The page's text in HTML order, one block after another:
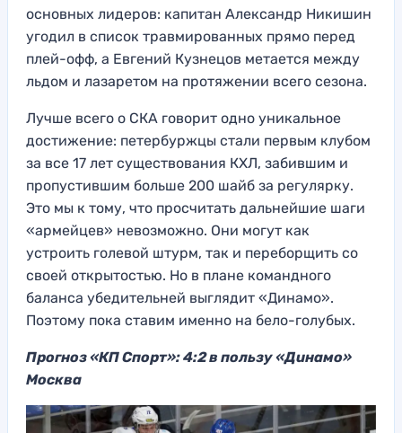
основных лидеров: капитан Александр Никишин
угодил в список травмированных прямо перед
плей-офф, а Евгений Кузнецов метается между
льдом и лазаретом на протяжении всего сезона.
Лучше всего о СКА говорит одно уникальное
достижение: петербуржцы стали первым клубом
за все 17 лет существования КХЛ, забившим и
пропустившим больше 200 шайб за регулярку.
Это мы к тому, что просчитать дальнейшие шаги
«армейцев» невозможно. Они могут как
устроить голевой штурм, так и переборщить со
своей открытостью. Но в плане командного
баланса убедительней выглядит «Динамо».
Поэтому пока ставим именно на бело-голубых.
Прогноз «КП Спорт»: 4:2 в пользу «Динамо»
Москва